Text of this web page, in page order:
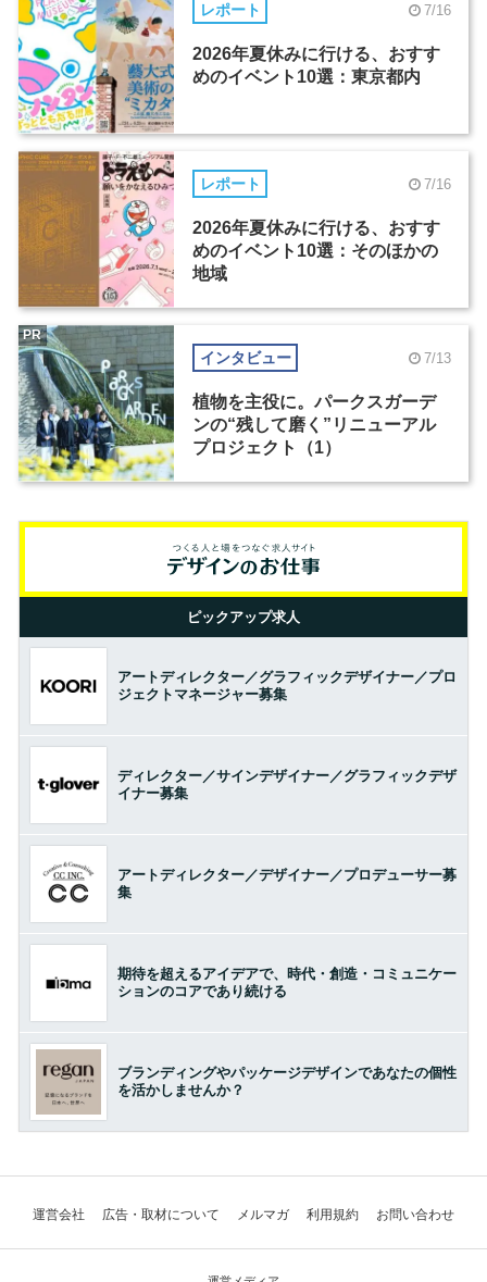
レポート 7/16
2026年夏休みに行ける、おすす
めのイベント10選：東京都内
レポート 7/16
2026年夏休みに行ける、おすす
めのイベント10選：そのほかの
地域
インタビュー 7/13
植物を主役に。パークスガーデ
ンの“残して磨く”リニューアル
プロジェクト（1）
PR
ピックアップ求人
アートディレクター／グラフィックデザイナー／プロ
ジェクトマネージャー募集
ディレクター／サインデザイナー／グラフィックデザ
イナー募集
アートディレクター／デザイナー／プロデューサー募
集
期待を超えるアイデアで、時代・創造・コミュニケー
ションのコアであり続ける
ブランディングやパッケージデザインであなたの個性
を活かしませんか？
運営会社 広告・取材について メルマガ 利用規約 お問い合わせ